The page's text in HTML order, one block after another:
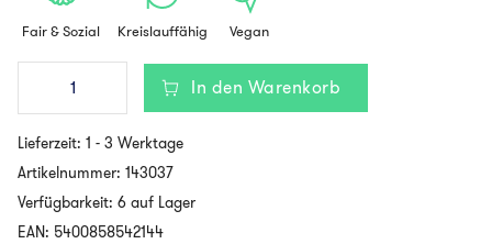
Fair & Sozial Kreislauffähig Vegan
TRIXIE
Thermobehälter
Edelstahl
–
Jar
350ml-
In den Warenkorb
Lieferzeit: 1 - 3 Werktage
Artikelnummer: 143037
Verfügbarkeit: 6 auf Lager
EAN: 5400858542144